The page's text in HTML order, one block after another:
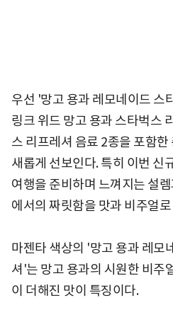
우선 '망고 용과 레모네이드 스
링크 위드 망고 용과 스타벅스
스 리프레셔 음료 2종을 포함
새롭게 선보인다. 특히 이번 신
여행을 준비하며 느껴지는 설
에서의 짜릿함을 맛과 비주얼
마젠타 색상의 '망고 용과 레모
셔'는 망고 용과의 시원한 비주
이 더해진 맛이 특징이다.